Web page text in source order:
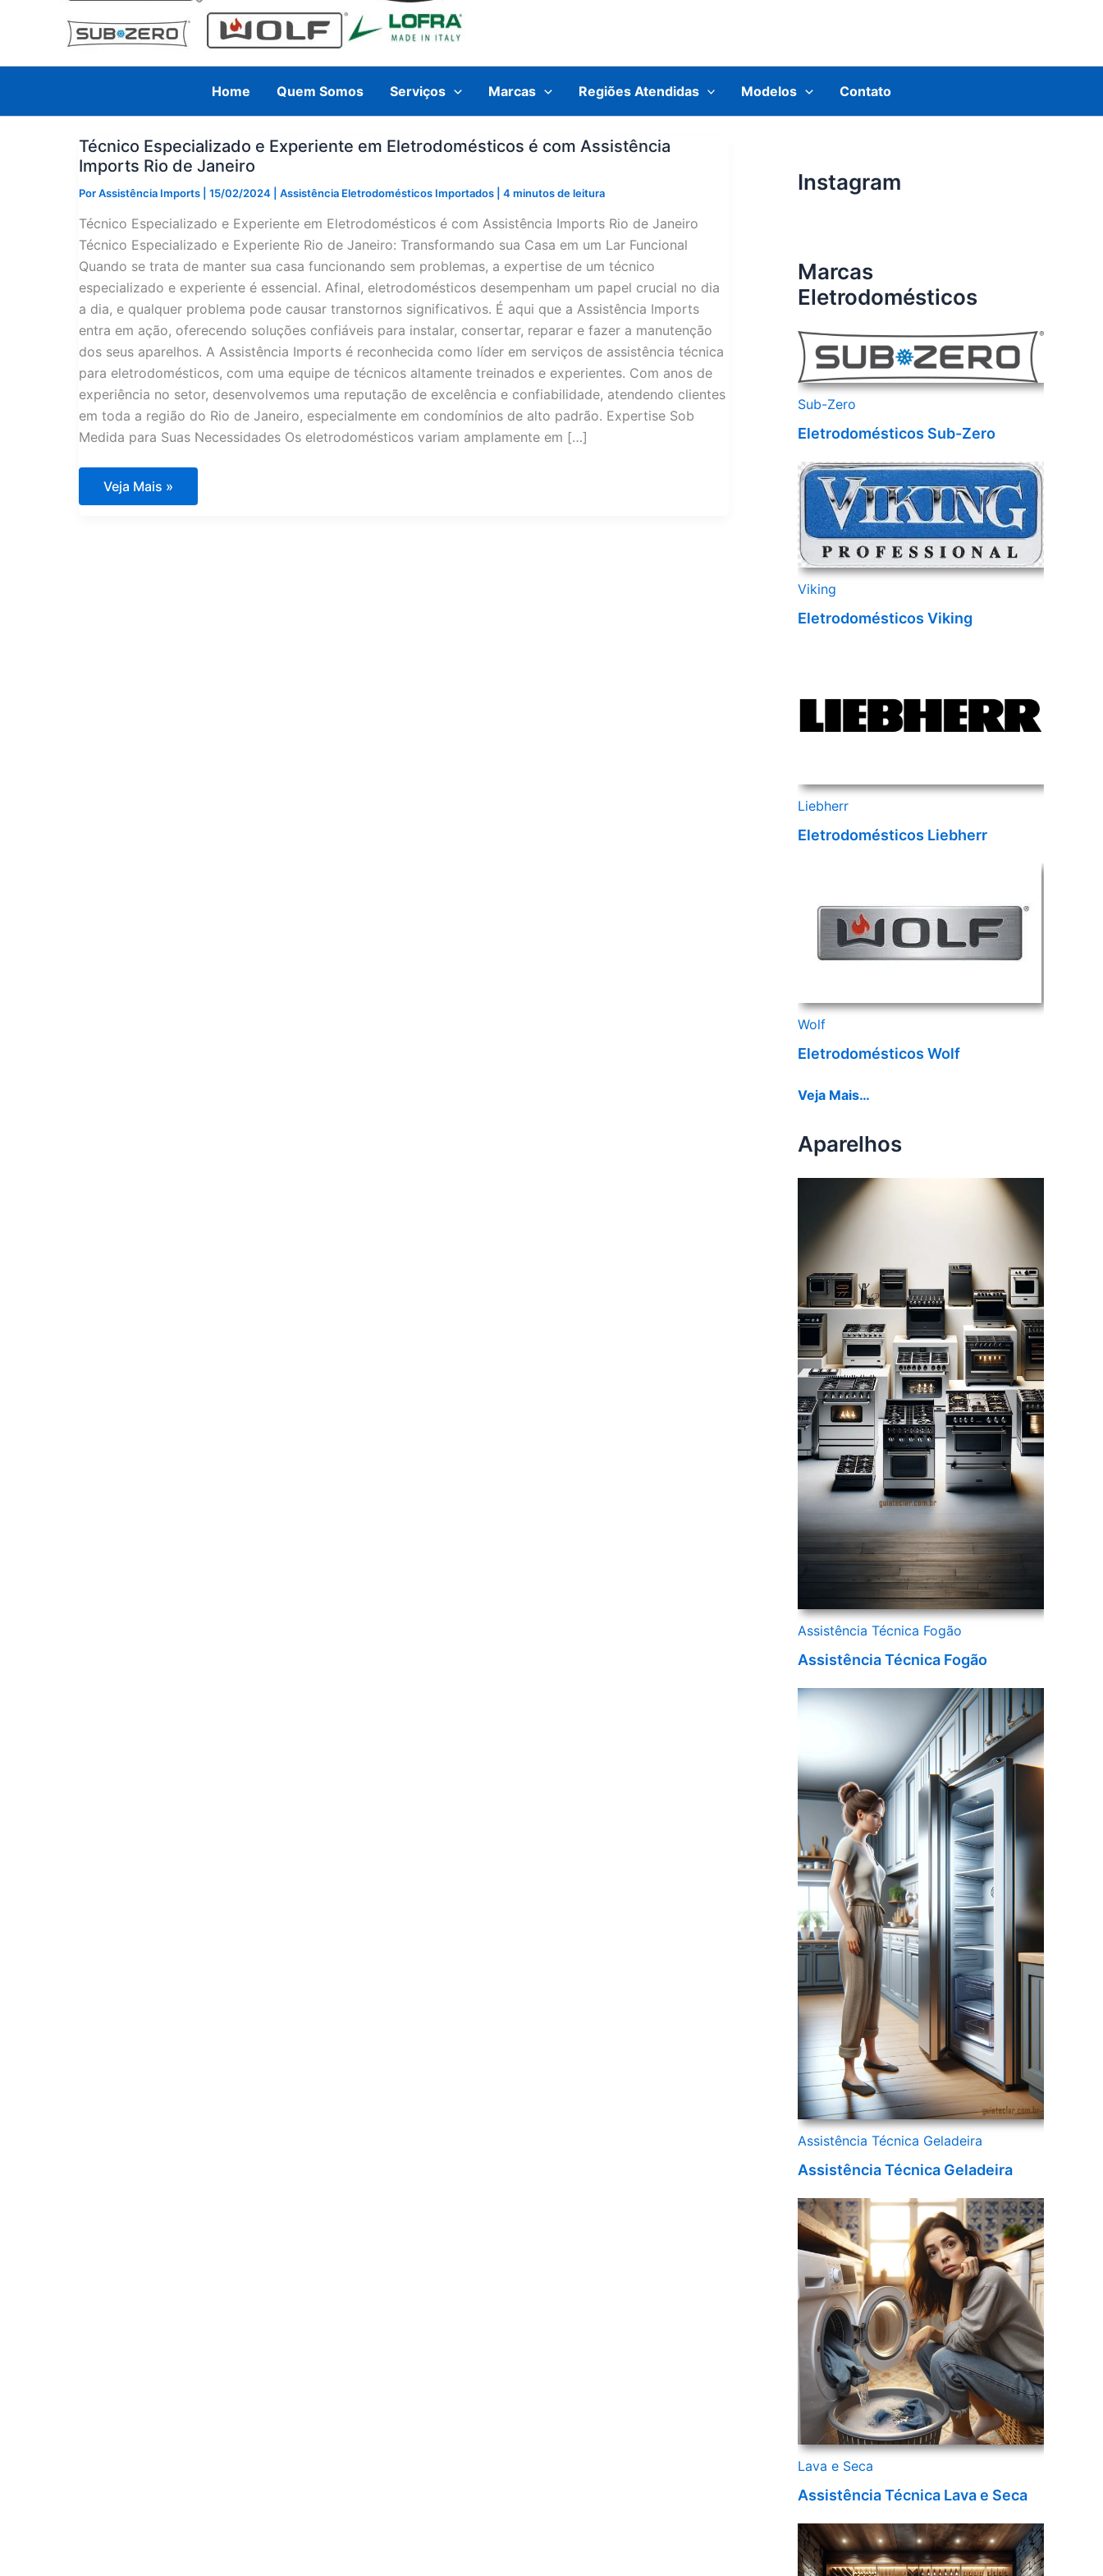
Home Quem Somos Serviços Marcas Regiões Atendidas Modelos Contato
Técnico Especializado e Experiente em Eletrodomésticos é com Assistência
Imports Rio de Janeiro
PorAssistência Imports 15/02/2024 Assistência Eletrodomésticos Importados 4 minutos de leitura
Técnico Especializado e Experiente em Eletrodomésticos é com Assistência Imports Rio de Janeiro
Técnico Especializado e Experiente Rio de Janeiro: Transformando sua Casa em um Lar Funcional
Quando se trata de manter sua casa funcionando sem problemas, a expertise de um técnico
especializado e experiente é essencial. Afinal, eletrodomésticos desempenham um papel crucial no dia
a dia, e qualquer problema pode causar transtornos significativos. É aqui que a Assistência Imports
entra em ação, oferecendo soluções confiáveis para instalar, consertar, reparar e fazer a manutenção
dos seus aparelhos. A Assistência Imports é reconhecida como líder em serviços de assistência técnica
para eletrodomésticos, com uma equipe de técnicos altamente treinados e experientes. Com anos de
experiência no setor, desenvolvemos uma reputação de excelência e confiabilidade, atendendo clientes
em toda a região do Rio de Janeiro, especialmente em condomínios de alto padrão. Expertise Sob
Medida para Suas Necessidades Os eletrodomésticos variam amplamente em […]
Técnico
Especializado
Veja Mais »
Instagram
Marcas
Eletrodomésticos
Sub-Zero
Eletrodomésticos Sub-Zero
Viking
Eletrodomésticos Viking
Liebherr
Eletrodomésticos Liebherr
Wolf
Eletrodomésticos Wolf
Veja Mais…
Aparelhos
Assistência Técnica Fogão
Assistência Técnica Fogão
Assistência Técnica Geladeira
Assistência Técnica Geladeira
Lava e Seca
Assistência Técnica Lava e Seca